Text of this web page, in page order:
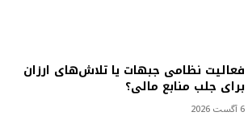
فعالیت نظامی جبهات یا تلاش‌های ارزان
برای جلب منابع مالی؟
6 آگست 2026